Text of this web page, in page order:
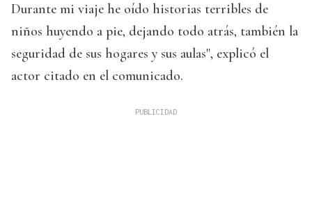
Durante mi viaje he oído historias terribles de
niños huyendo a pie, dejando todo atrás, también la
seguridad de sus hogares y sus aulas", explicó el
actor citado en el comunicado.